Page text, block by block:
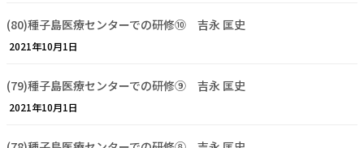
(80)種子島医療センターでの研修⑩ 吉永 匡史
2021年10月1日
(79)種子島医療センターでの研修⑨ 吉永 匡史
2021年10月1日